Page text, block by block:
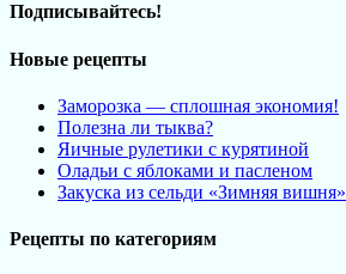
Подписывайтесь!
Новые рецепты
Заморозка — сплошная экономия!
Полезна ли тыква?
Яичные рулетики с курятиной
Оладьи с яблоками и пасленом
Закуска из сельди «Зимняя вишня»
Рецепты по категориям